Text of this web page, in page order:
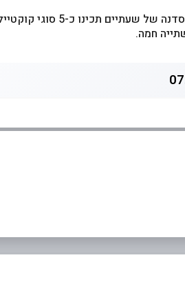
תהנו מערב קולינרי מלא בטעמים ותטעמו את כל הדרינקים המיוחדים שנכין. בסדנה של
חמה.